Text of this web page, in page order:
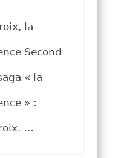
la
Second
« la
» :
…